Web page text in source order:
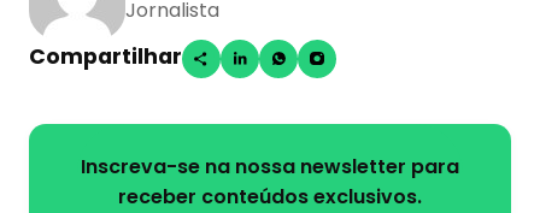
Jornalista
Compartilhar
Inscreva-se na nossa newsletter para
receber conteúdos exclusivos.